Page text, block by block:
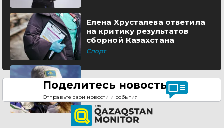
Елена Хрусталева ответила
на критику результатов
сборной Казахстана
Спорт
Поделитесь новостью
Отправьте свои новости и события